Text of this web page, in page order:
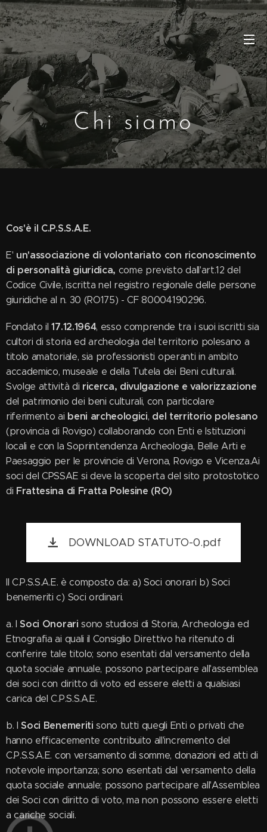
Chi siamo
Cos'è il C.P.S.S.A.E.
E' un'associazione di volontariato con riconoscimento
di personalità giuridica, come previsto dall'art.12 del
Codice Civile, iscritta nel registro regionale delle persone
giuridiche al n. 30 (RO175) - CF 80004190296.
Fondato il17.12.1964, esso comprende tra i suoi iscritti sia
cultori di storia ed archeologia del territorio polesano a
titolo amatoriale, sia professionisti operanti in ambito
accademico, museale e della Tutela dei Beni culturali.
Svolge attività di ricerca, divulgazione e valorizzazione
del patrimonio dei beni culturali, con particolare
riferimento ai beni archeologici, del territorio polesano
(provincia di Rovigo) collaborando con Enti e Istituzioni
locali e con la Soprintendenza Archeologia, Belle Arti e
Paesaggio per le provincie di Verona, Rovigo e Vicenza.Ai
soci del CPSSAE si deve la scoperta del sito protostotico
di Frattesina di Fratta Polesine (RO)
DOWNLOAD STATUTO-0.pdf
Il C.P.S.S.A.E. è composto da: a) Soci onorari b) Soci
benemeriti c) Soci ordinari.
a. ISoci Onorari sono studiosi di Storia, Archeologia ed
Etnografia ai quali il Consiglio Direttivo ha ritenuto di
conferire tale titolo; sono esentati dal versamento della
quota sociale annuale, possono partecipare all'assemblea
dei soci con diritto di voto ed essere eletti a qualsiasi
carica del C.P.S.S.A.E.
b. ISoci Benemeriti sono tutti quegli Enti o privati che
hanno efficacemente contribuito all'incremento del
C.P.S.S.A.E. con versamento di somme, donazioni ed atti di
notevole importanza; sono esentati dal versamento della
quota sociale annuale; possono partecipare all'Assemblea
dei Soci con diritto di voto, ma non possono essere eletti
a cariche sociali.